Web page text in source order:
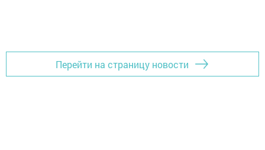
Перейти на страницу новости